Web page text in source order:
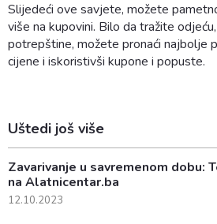
Slijedeći ove savjete, možete
više na kupovini. Bilo da tražite
potrepštine, možete pronaći najbolje
cijene i iskoristivši kupone i popuste.
Uštedi još više
Zavarivanje u savremenom dobu:
na Alatnicentar.ba
12.10.2023